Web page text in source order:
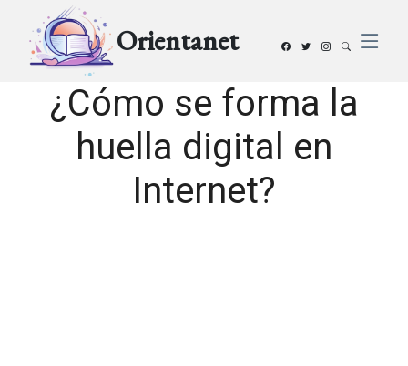
Orientanet
¿Cómo se forma la
huella digital en
Internet?